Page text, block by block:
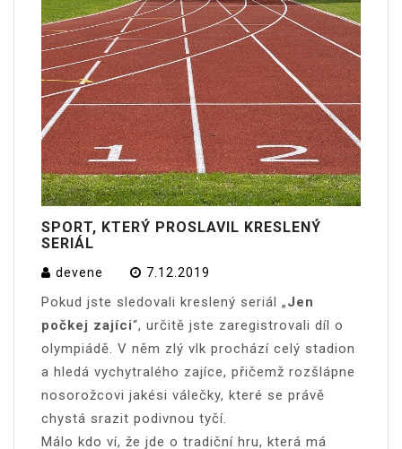
SPORT, KTERÝ PROSLAVIL KRESLENÝ
SERIÁL
devene 7.12.2019
Pokud jste sledovali kreslený seriál „Jen
počkej zajíci“, určitě jste zaregistrovali díl o
olympiádě. V něm zlý vlk prochází celý stadion
a hledá vychytralého zajíce, přičemž rozšlápne
nosorožcovi jakési válečky, které se právě
chystá srazit podivnou tyčí.
Málo kdo ví, že jde o tradiční hru, která má